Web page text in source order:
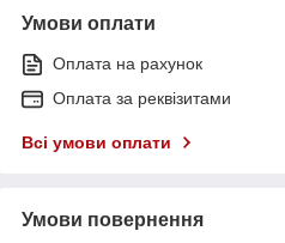
Умови оплати
Оплата на рахунок
Оплата за реквізитами
Всі умови оплати
Умови повернення